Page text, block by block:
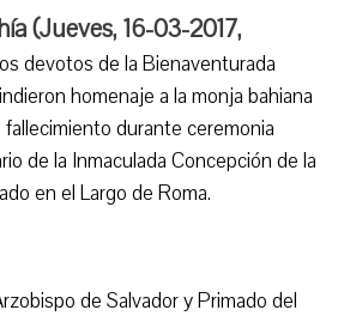
(Jueves, 16-03-2017,
devotos de la Bienaventurada
homenaje a la monja bahiana
durante ceremonia
de la Inmaculada Concepción de la
en el Largo de Roma.
de Salvador y Primado del